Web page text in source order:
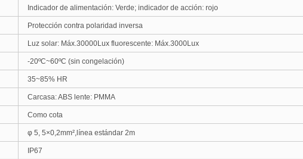
Indicador de alimentación: Verde; indicador de acción: rojo
Protección contra polaridad inversa
Luz solar: Máx.30000Lux fluorescente: Máx.3000Lux
-20ºC~60ºC (sin congelación)
35~85% HR
Carcasa: ABS lente: PMMA
Como cota
φ 5, 5×0,2mm²,línea estándar 2m
IP67